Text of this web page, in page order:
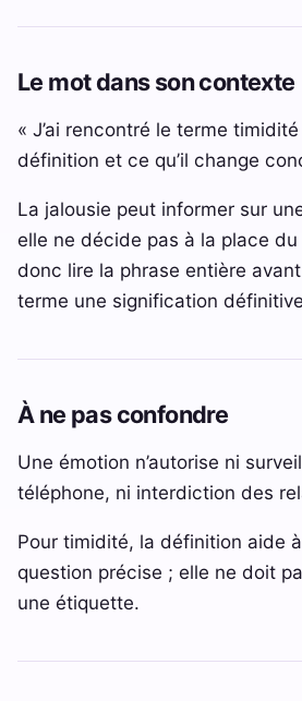
Le mot dans son contexte
« J’ai rencontré le terme
définition et ce qu’il change
La jalousie peut informer sur
elle ne décide pas à la place
donc lire la phrase entière
terme une signification
À ne pas confondre
Une émotion n’autorise ni
téléphone, ni interdiction des
Pour timidité, la définition aide
question précise ; elle ne doit
une étiquette.